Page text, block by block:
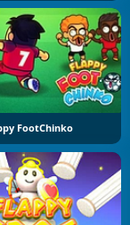
FootChinko